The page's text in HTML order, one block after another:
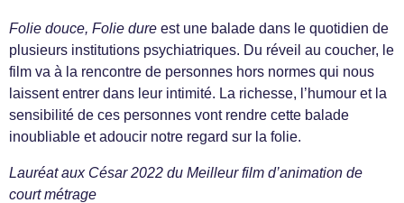
Folie douce, Folie dure est une balade dans le quotidien de
plusieurs institutions psychiatriques. Du réveil au coucher, le
film va à la rencontre de personnes hors normes qui nous
laissent entrer dans leur intimité. La richesse, l’humour et la
sensibilité de ces personnes vont rendre cette balade
inoubliable et adoucir notre regard sur la folie.
Lauréat aux César 2022 du Meilleur film d’animation de
court métrage